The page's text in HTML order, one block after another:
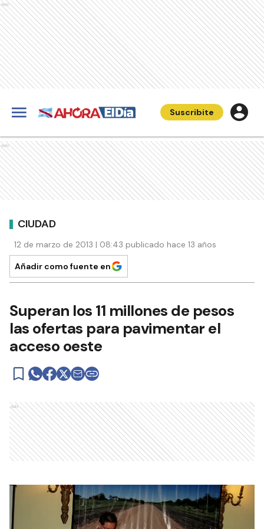
Ads
Suscribite
Ads
CIUDAD
12 de marzo de 2013 | 08:43 publicado hace 13 años
Añadir como fuente en
Superan los 11 millones de pesos
las ofertas para pavimentar el
acceso oeste
Ads